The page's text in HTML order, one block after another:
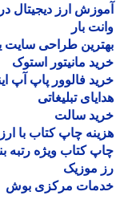
ارز دیجیتال در
بار
طراحی سایت یزد
مانیتور استوک
فالوور پاپ آپ
تبلیغاتی
سالت
چاپ کتاب با
کتاب ویژه رتبه
موزیک
مرکزی بوش